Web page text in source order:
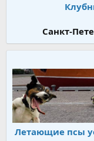
Санкт-
Летающие псы